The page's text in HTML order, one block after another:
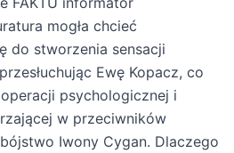
mogła chcieć
do stworzenia sensacji
Ewę Kopacz, co
psychologicznej i
w przeciwników
Iwony Cygan. Dlaczego